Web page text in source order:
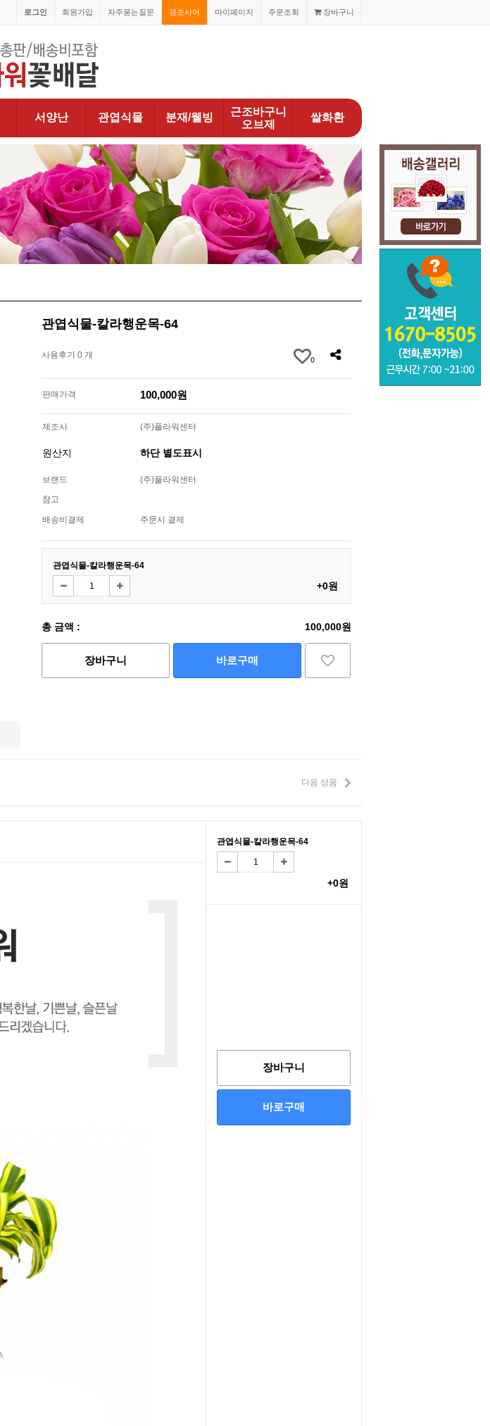
장바구니
주문조회
마이페이지
경조사어
자주묻는질문
회원가입
로그인
서양난 관엽식물 분재/웰빙
근조바구니
오브제
쌀화환
관엽식물-칼라행운목-64
사용후기 0 개 0
판매가격 100,000원
제조사 (주)플라워센터
원산지 하단 별도표시
브랜드
(주)플라워센터
참고
배송비결제 주문시 결제
관엽식물-칼라행운목-64
+0원
총 금액 : 100,000원
장바구니 바로구매
다음 상품
관엽식물-칼라행운목-64
+0원
장바구니
바로구매